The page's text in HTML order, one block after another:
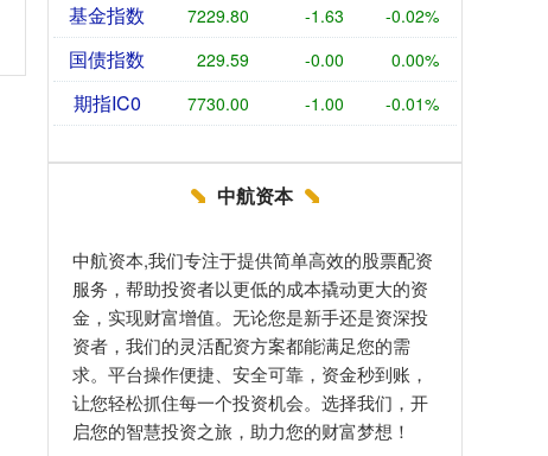
基金指数 7229.80 -1.63 -0.02%
国债指数 229.59 -0.00 0.00%
期指IC0 7730.00 -1.00 -0.01%
中航资本
中航资本,我们专注于提供简单高效的股票配资
服务，帮助投资者以更低的成本撬动更大的资
金，实现财富增值。无论您是新手还是资深投
资者，我们的灵活配资方案都能满足您的需
求。平台操作便捷、安全可靠，资金秒到账，
让您轻松抓住每一个投资机会。选择我们，开
启您的智慧投资之旅，助力您的财富梦想！